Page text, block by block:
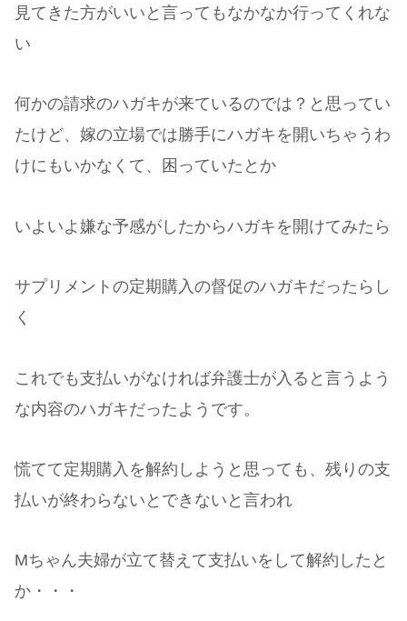
見てきた方がいいと言ってもなかなか行ってくれな
い
何かの請求のハガキが来ているのでは？と思ってい
たけど、嫁の立場では勝手にハガキを開いちゃうわ
けにもいかなくて、困っていたとか
いよいよ嫌な予感がしたからハガキを開けてみたら
サプリメントの定期購入の督促のハガキだったらし
く
これでも支払いがなければ弁護士が入ると言うよう
な内容のハガキだったようです。
慌てて定期購入を解約しようと思っても、残りの支
払いが終わらないとできないと言われ
Mちゃん夫婦が立て替えて支払いをして解約したと
か・・・